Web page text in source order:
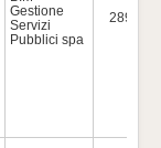
Gestione
Servizi
Pubblici spa